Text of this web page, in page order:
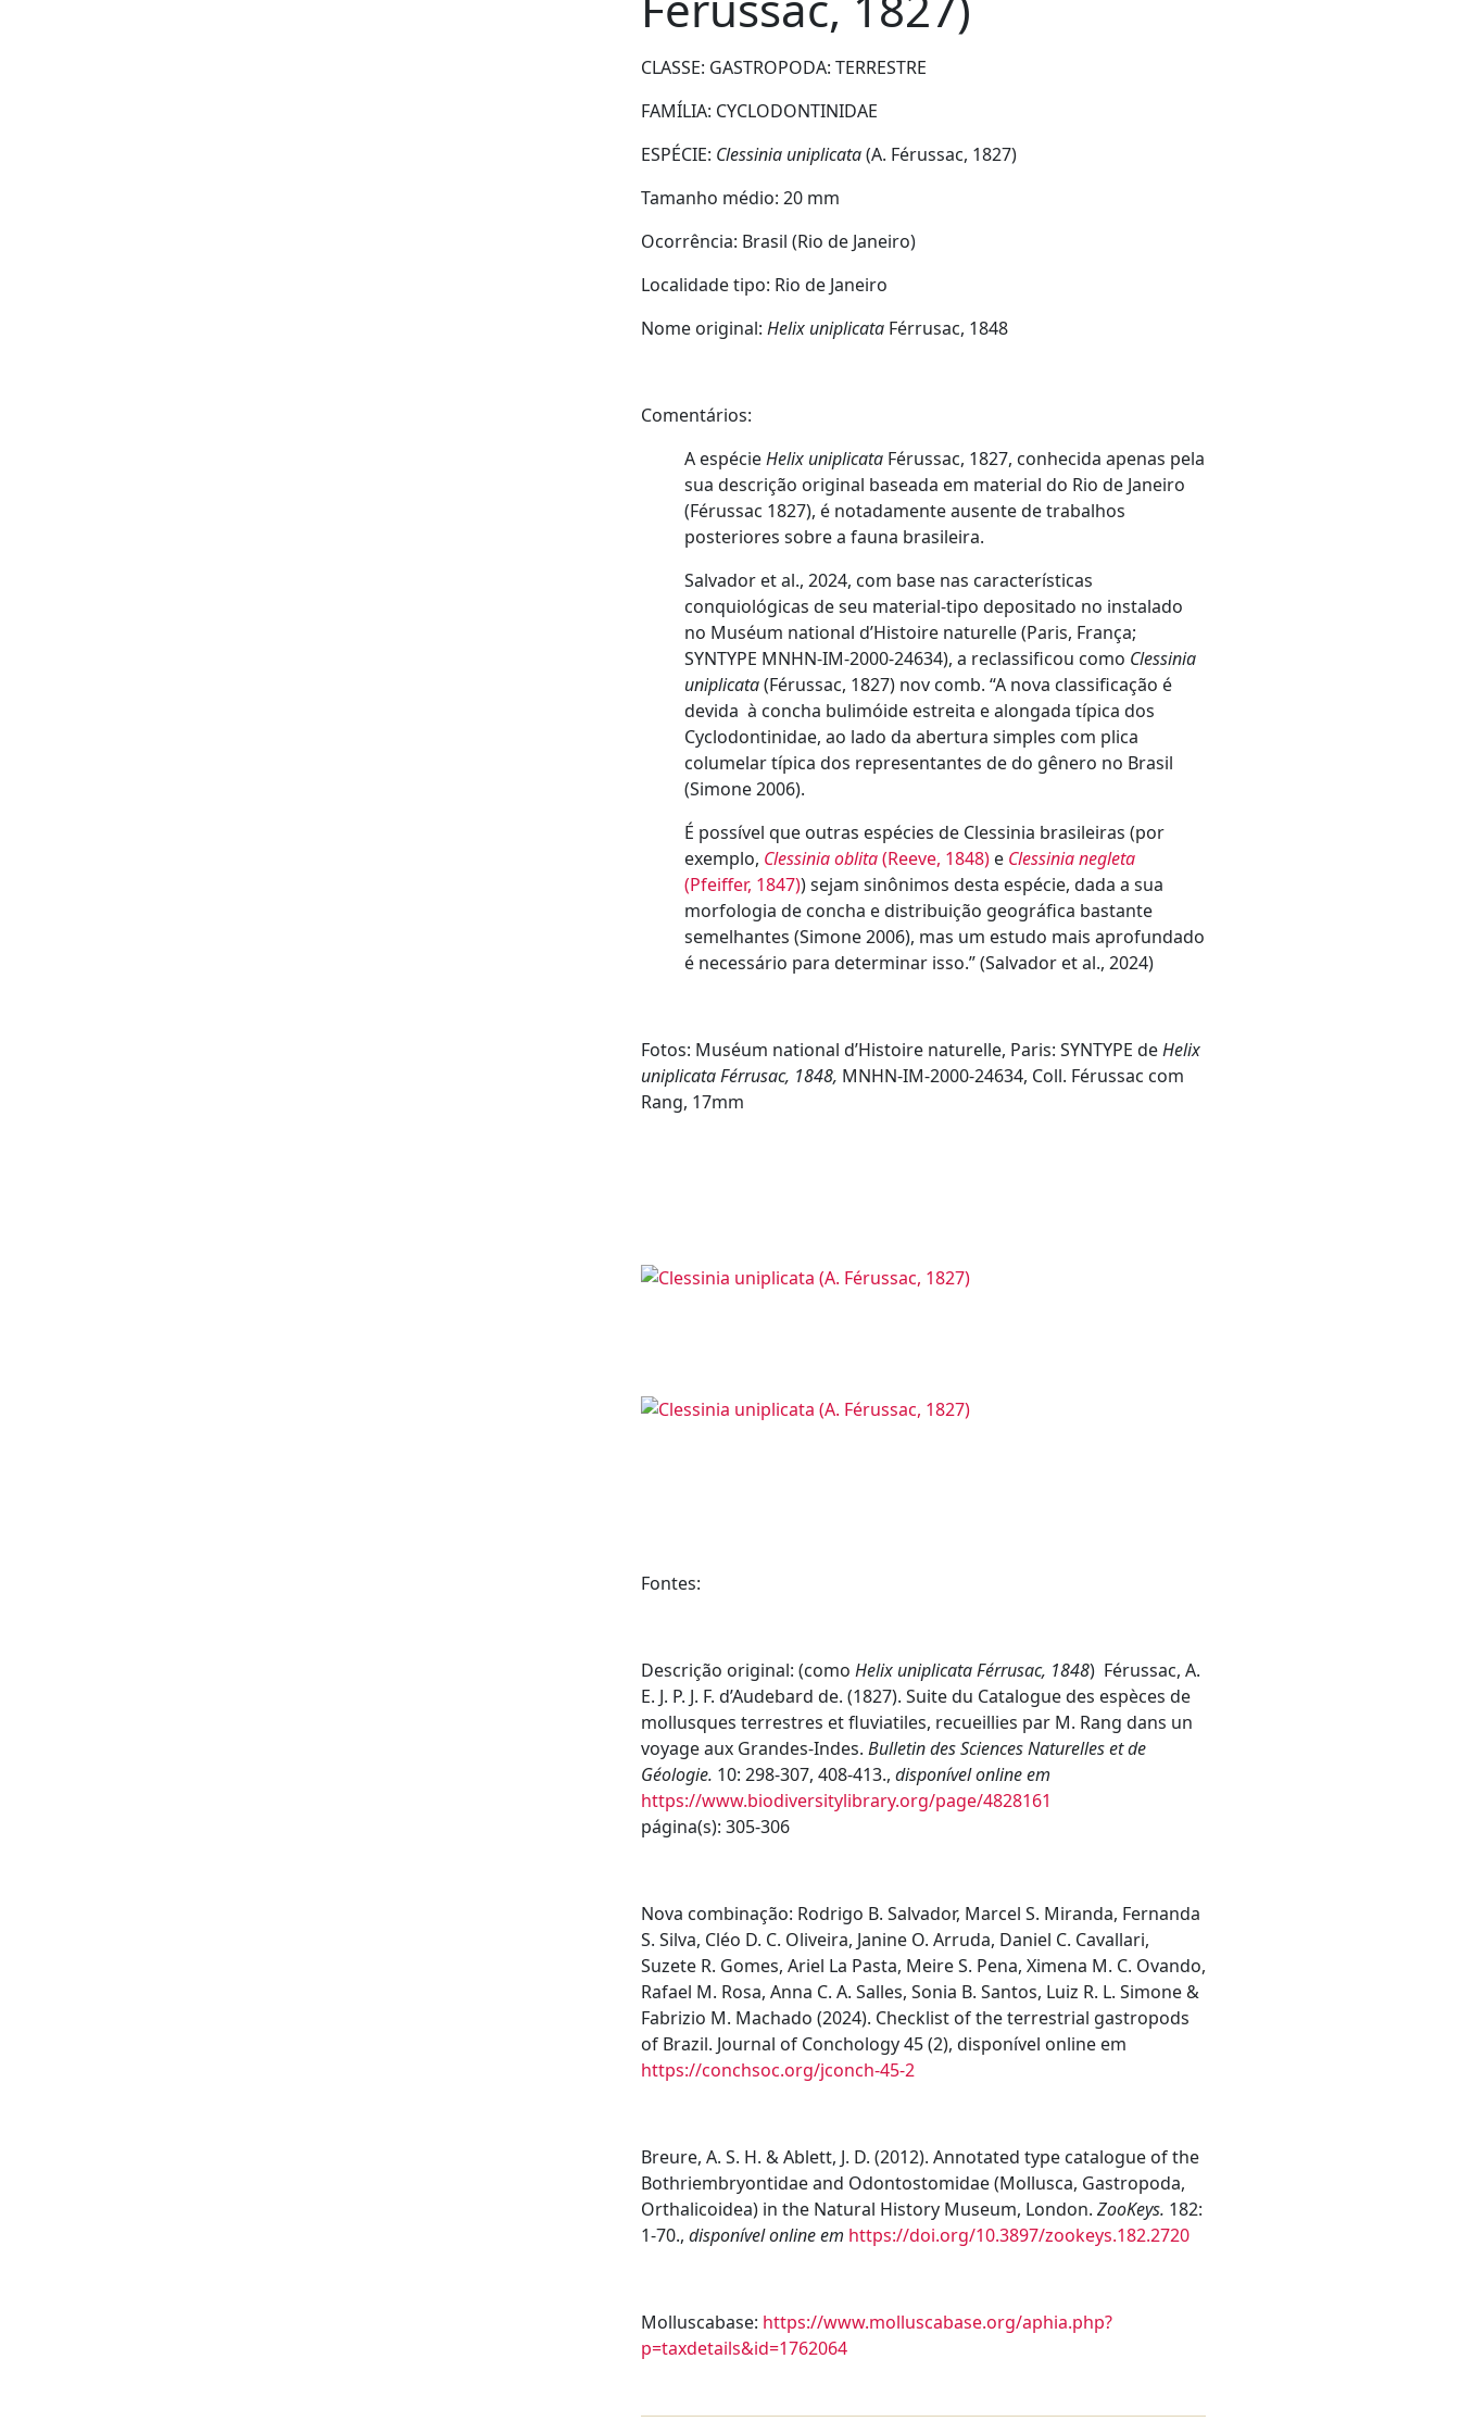
CLASSE: GASTROPODA: TERRESTRE
FAMÍLIA: CYCLODONTINIDAE
ESPÉCIE: Clessinia uniplicata(A. Férussac, 1827)
Tamanho médio: 20 mm
Ocorrência: Brasil (Rio de Janeiro)
Localidade tipo: Rio de Janeiro
Nome original: Helix uniplicata Férrusac, 1848
Comentários:
A espécieHelix uniplicata Férussac, 1827, conhecida apenas pela
sua descrição original baseada em material do Rio de Janeiro
(Férussac 1827), é notadamente ausente de trabalhos
posteriores sobre a fauna brasileira.
Salvador et al., 2024, com base nas características
conquiológicas de seu material-tipo depositado no instalado
no Muséum national d’Histoire naturelle (Paris, França;
SYNTYPE MNHN-IM-2000-24634), a reclassificou como Clessinia
uniplicata(Férussac, 1827) nov comb. “A nova classificação é
devida à concha bulimóide estreita e alongada típica dos
Cyclodontinidae, ao lado da abertura simples com plica
columelar típica dos representantes de do gênero no Brasil
(Simone 2006).
É possível que outras espécies de Clessinia brasileiras (por
exemplo, Clessinia oblita(Reeve, 1848) e Clessinia negleta
(Pfeiffer, 1847)) sejam sinônimos desta espécie, dada a sua
morfologia de concha e distribuição geográfica bastante
semelhantes (Simone 2006), mas um estudo mais aprofundado
é necessário para determinar isso.” (Salvador et al., 2024)
Fotos: Muséum national d’Histoire naturelle, Paris: SYNTYPE deHelix
uniplicata Férrusac, 1848, MNHN-IM-2000-24634, Coll. Férussac com
Rang, 17mm
Fontes:
Descrição original: (como Helix uniplicata Férrusac, 1848) Férussac, A.
E. J. P. J. F. d’Audebard de. (1827). Suite du Catalogue des espèces de
mollusques terrestres et fluviatiles, recueillies par M. Rang dans un
voyage aux Grandes-Indes. Bulletin des Sciences Naturelles et de
Géologie. 10: 298-307, 408-413., disponível online em
https://www.biodiversitylibrary.org/page/4828161
página(s): 305-306
Nova combinação: Rodrigo B. Salvador, Marcel S. Miranda, Fernanda
S. Silva, Cléo D. C. Oliveira, Janine O. Arruda, Daniel C. Cavallari,
Suzete R. Gomes, Ariel La Pasta, Meire S. Pena, Ximena M. C. Ovando,
Rafael M. Rosa, Anna C. A. Salles, Sonia B. Santos, Luiz R. L. Simone &
Fabrizio M. Machado (2024). Checklist of the terrestrial gastropods
of Brazil. Journal of Conchology 45 (2), disponível online em
https://conchsoc.org/jconch-45-2
Breure, A. S. H. & Ablett, J. D. (2012). Annotated type catalogue of the
Bothriembryontidae and Odontostomidae (Mollusca, Gastropoda,
Orthalicoidea) in the Natural History Museum, London. ZooKeys. 182:
1-70., disponível online em https://doi.org/10.3897/zookeys.182.2720
Molluscabase: https://www.molluscabase.org/aphia.php?
p=taxdetails&id=1762064